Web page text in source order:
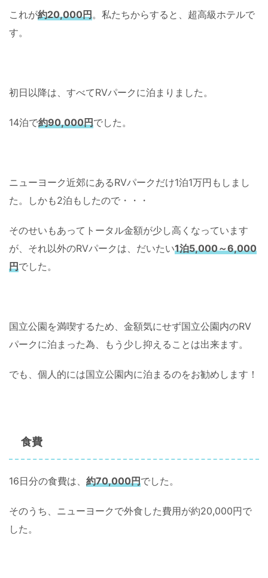
これが約20,000円。私たちからすると、超高級ホテルで
す。
初日以降は、すべてRVパークに泊まりました。
14泊で約90,000円でした。
ニューヨーク近郊にあるRVパークだけ1泊1万円もしまし
た。しかも2泊もしたので・・・
そのせいもあってトータル金額が少し高くなっています
が、それ以外のRVパークは、だいたい1泊5,000～6,000
円でした。
国立公園を満喫するため、金額気にせず国立公園内のRV
パークに泊まった為、もう少し抑えることは出来ます。
でも、個人的には国立公園内に泊まるのをお勧めします！
食費
16日分の食費は、 約70,000円でした。
そのうち、ニューヨークで外食した費用が約20,000円で
した。